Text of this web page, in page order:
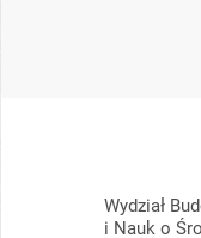
Wydział
i Nauk o